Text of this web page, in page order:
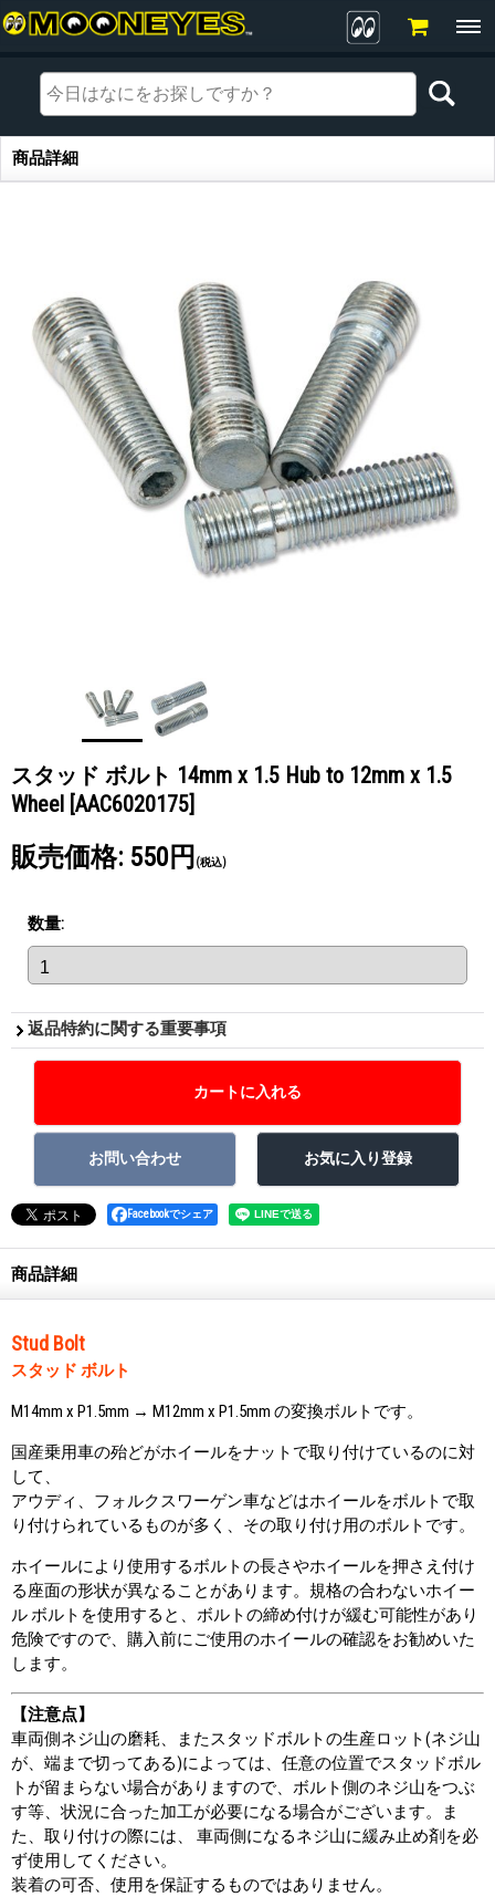
商品詳細
商品詳細
スタッド ボルト 14mm x 1.5 Hub to 12mm x 1.5
Wheel [AAC6020175]
販売価格: 550円 (税込)
数量:
返品特約に関する重要事項
Facebookでシェア
商品詳細
Stud Bolt
スタッド ボルト
M14mm x P1.5mm → M12mm x P1.5mm の変換ボルトです。
国産乗用車の殆どがホイールをナットで取り付けているのに対
して、
アウディ、フォルクスワーゲン車などはホイールをボルトで取
り付けられているものが多く、その取り付け用のボルトです。
ホイールにより使用するボルトの長さやホイールを押さえ付け
る座面の形状が異なることがあります。規格の合わないホイー
ル ボルトを使用すると、ボルトの締め付けが緩む可能性があり
危険ですので、購入前にご使用のホイールの確認をお勧めいた
します。
【注意点】
車両側ネジ山の磨耗、またスタッドボルトの生産ロット(ネジ山
が、端まで切ってある)によっては、任意の位置でスタッドボル
トが留まらない場合がありますので、ボルト側のネジ山をつぶ
す等、状況に合った加工が必要になる場合がございます。ま
た、取り付けの際には、 車両側になるネジ山に緩み止め剤を必
ず使用してください。
装着の可否、使用を保証するものではありません。